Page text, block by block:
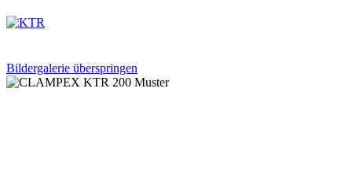
Bildergalerie überspringen